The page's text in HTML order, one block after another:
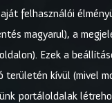
felhasználói
magyarul), a
Ezek a
kívül (mivel
portáloldalak